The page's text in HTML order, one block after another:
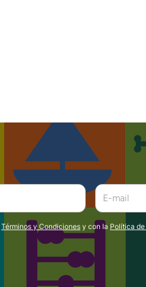
Términos y Condiciones y con la Política